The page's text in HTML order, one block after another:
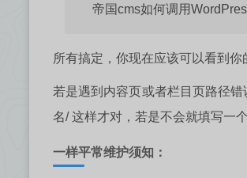
帝国cms如何调用
所有搞定，你现在应该可以看到你
若是遇到内容页或者栏目页路径
名/ 这样才对，若是不会就填写一
一样平常维护须知：